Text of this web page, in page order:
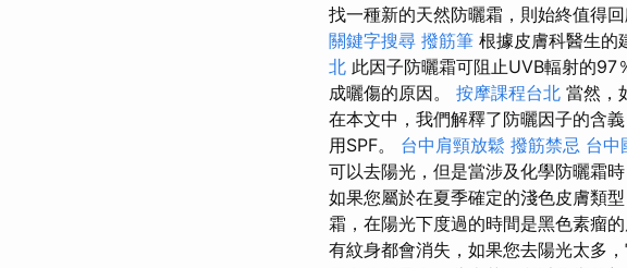
找一種新的天然防曬霜，則始終值得
關鍵字搜尋 撥筋筆 根據皮膚科醫生的
北 此因子防曬霜可阻止UVB輻射的97
成曬傷的原因。 按摩課程台北 當然，
在本文中，我們解釋了防曬因子的含
用SPF。 台中肩頸放鬆 撥筋禁忌 台中
可以去陽光，但是當涉及化學防曬霜
如果您屬於在夏季確定的淺色皮膚類
霜，在陽光下度過的時間是黑色素瘤
有紋身都會消失，如果您去陽光太多